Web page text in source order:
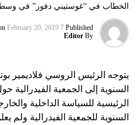
الخطاب في “غوستيني دفور” في
Published
7 years ago
February 20, 2019
By
Editor
يتوجه الرئيس الروسي فلاديمير
السنوية إلى الجمعية الفيدرالية
الرئيسية للسياسة الداخلية
السنوية للجمعية الفيدرالية ولم